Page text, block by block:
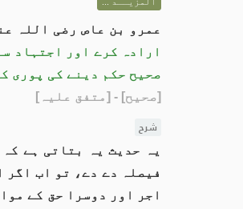
عمرو بن عاص رضی اللہ
ارادہ کرے اور اجتہاد
صحیح حکم دینے کی پوری
[صحیح] - [متفق علیہ]
شرح
یہ حدیث یہ بتاتی ہے
فیصلہ دے دے، تو اب اگر
اجر اور دوسرا حق کے